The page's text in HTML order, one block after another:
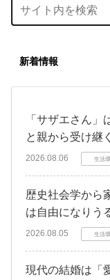
新着情報
「サザエさん
と親から受け継
2026.08.06 生活
歴史社会学から
は自由になりう
2026.08.05 生活
現代の結婚は「